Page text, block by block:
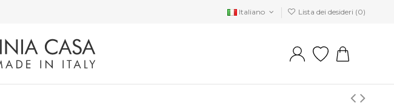
Italiano Lista dei desideri (0)